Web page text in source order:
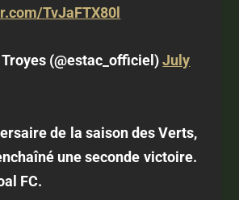
TvJaFTX80l
Troyes (@estac_officiel)July
de la saison des Verts,
une seconde victoire.
FC.